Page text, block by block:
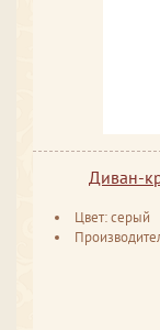
Диван-
Цвет: серый